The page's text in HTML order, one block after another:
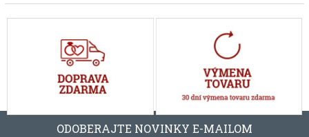
ODOBERAJTE NOVINKY E-MAILOM